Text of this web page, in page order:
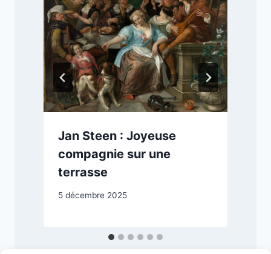
Jan Steen : Joyeuse
compagnie sur une
terrasse
5 décembre 2025